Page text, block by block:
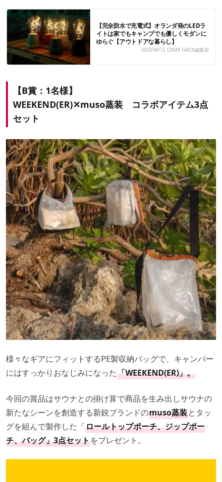
【完全防水で充電式】オランダ発のLEDラ
イトは家でもキャンプでも優しくモダンに
ゆらぐ【アウトドアな暮らし】
2023/04/12 CAMP HACK編集部
【B賞：1名様】
WEEKEND(ER)✕muso蒸装 コラボアイテム3点
セット
様々なギアにフィットするPE製収納バッグで、キャンパー
にはすっかりおなじみになった「WEEKEND(ER)」。
今回の賞品はサウナとの掛け算で商品を生み出しサウナの
新たなシーンを創造する新鋭ブランドのmuso蒸装とタッ
グを組んで製作した「ロールトップポーチ、ジップポー
チ、バッグ」3点セットをプレゼント。